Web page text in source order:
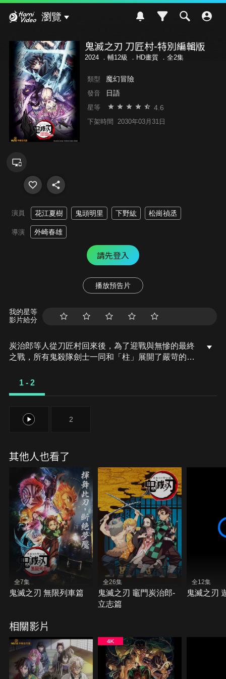
瀏覽
鬼滅之刃 刀匠村-特別編輯版
2024 ． 輔12級 ．HD畫質 ．全2集
類型 魔幻冒險
發音 日語
星等 4.6
下架時間 2030年03月31日
演員 花江夏樹 鬼頭明里 下野紘 松崗禎丞
導演 外崎春雄
請先登入
播放預告片
我的星等
影片給分
炭治郎等人從刀匠村回來後，為了迎戰與無慘的最終
之戰，所有鬼殺隊劍士一同和「柱」展開了嚴苛的訓
1 - 2
1 2
其他人也看了
全7集
鬼滅之刃 無限列車篇
全26集
鬼滅之刃 竈門炭治郎-
立志篇
全12集
鬼滅之刃
相關影片